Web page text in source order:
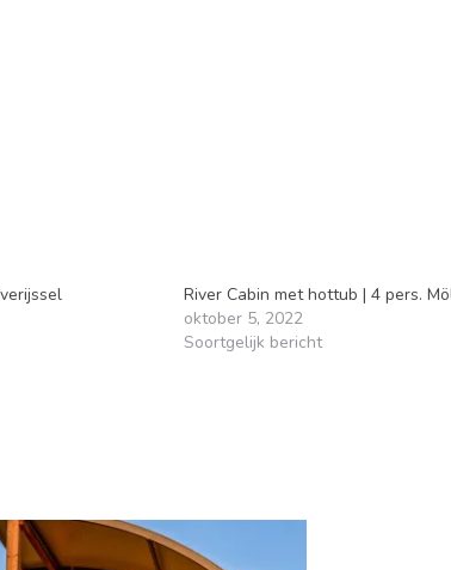
River Cabin met hottub | 4 pers.
oktober 5, 2022
Soortgelijk bericht